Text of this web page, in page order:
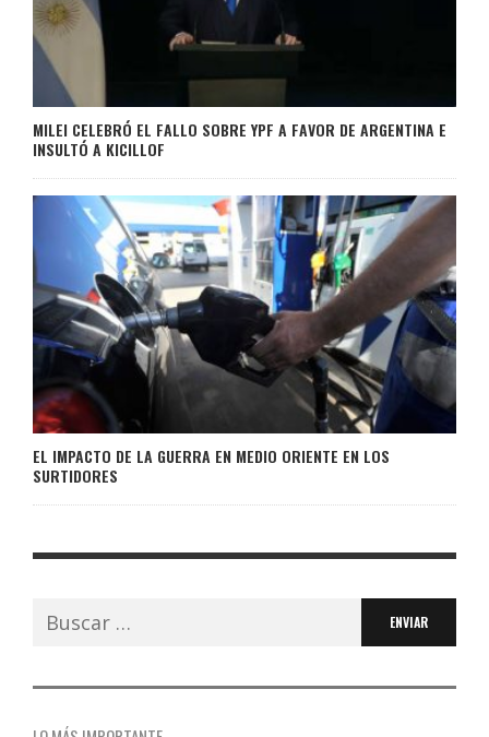
MILEI CELEBRÓ EL FALLO SOBRE YPF A FAVOR DE ARGENTINA E
INSULTÓ A KICILLOF
EL IMPACTO DE LA GUERRA EN MEDIO ORIENTE EN LOS
SURTIDORES
Buscar: